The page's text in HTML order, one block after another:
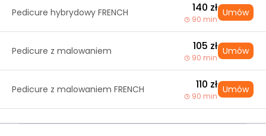
Pedicure hybrydowy FRENCH 140 zł
90 min
Umów
Pedicure z malowaniem 105 zł
90 min
Umów
Pedicure z malowaniem FRENCH 110 zł
90 min
Umów